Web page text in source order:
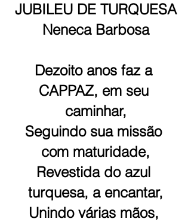
JUBILEU DE TURQUESA
Neneca Barbosa
Dezoito anos faz a
CAPPAZ, em seu
caminhar,
Seguindo sua missão
com maturidade,
Revestida do azul
turquesa, a encantar,
Unindo várias mãos,